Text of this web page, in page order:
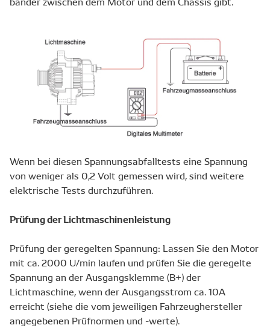
Wenn bei diesen Spannungsabfalltests eine Spannung
von weniger als 0,2 Volt gemessen wird, sind weitere
elektrische Tests durchzuführen.
Prüfung der Lichtmaschinenleistung
Prüfung der geregelten Spannung: Lassen Sie den Motor
mit ca. 2000 U/min laufen und prüfen Sie die geregelte
Spannung an der Ausgangsklemme (B+) der
Lichtmaschine, wenn der Ausgangsstrom ca. 10A
erreicht (siehe die vom jeweiligen Fahrzeughersteller
angegebenen Prüfnormen und -werte).